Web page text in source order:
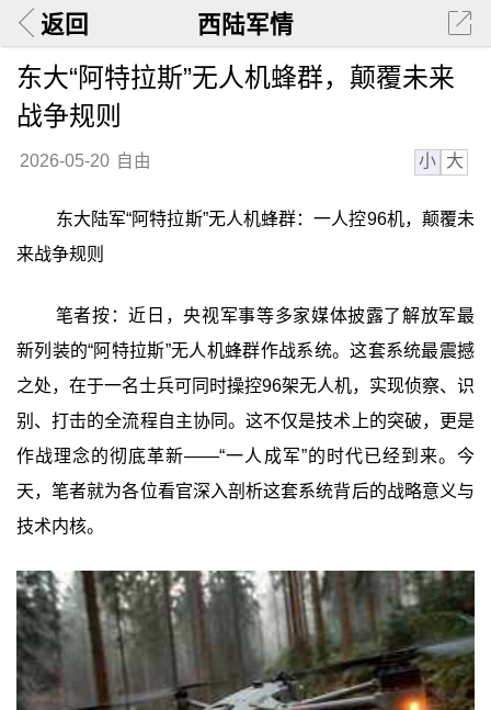
返回 西陆军情
东大“阿特拉斯”无人机蜂群，颠覆未来
战争规则
2026-05-20 自由 小 大
东大陆军“阿特拉斯”无人机蜂群：一人控96机，颠覆未
来战争规则
笔者按：近日，央视军事等多家媒体披露了解放军最
新列装的“阿特拉斯”无人机蜂群作战系统。这套系统最震撼
之处，在于一名士兵可同时操控96架无人机，实现侦察、识
别、打击的全流程自主协同。这不仅是技术上的突破，更是
作战理念的彻底革新——‍“一人成军”‍的时代已经到来。今
天，笔者就为各位看官深入剖析这套系统背后的战略意义与
技术内核。